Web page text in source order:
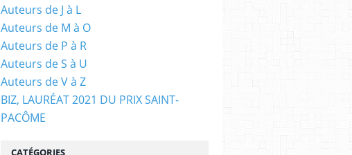
Auteurs de J à L
Auteurs de M à O
Auteurs de P à R
Auteurs de S à U
Auteurs de V à Z
BIZ, LAURÉAT 2021 DU PRIX SAINT-
PACÔME
CATÉGORIES